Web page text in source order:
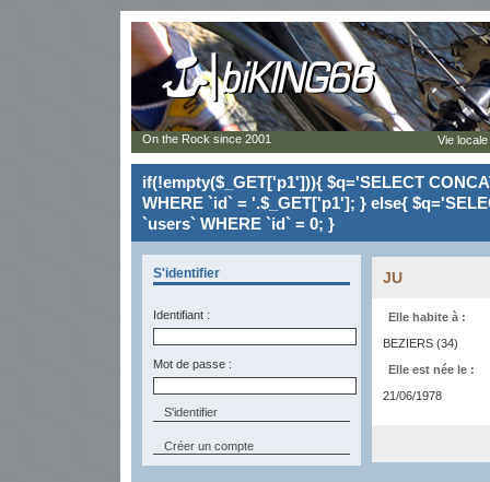
if(!empty($_GET['p1'])){ $q='SELECT
WHERE `id` = '.$_GET['p1']; } else{
`users` WHERE `id` = 0; }
S'identifier
Identifiant :
Mot de passe :
Créer un compte
JU
Elle habite à :
BEZIERS (34)
Elle est née le :
21/06/1978
On the Rock since 2001 Vie